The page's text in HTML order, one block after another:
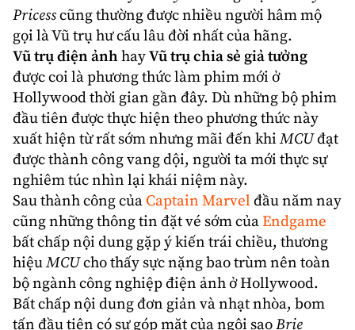
triển có tên Oh MyDisney. Thương hiệuDisney
Pricesscũng thường được nhiều người hâm mộ
gọi là Vũ trụ hư cấu lâu đời nhất của hãng.
Vũ trụ điện ảnhhayVũ trụ chia sẻ giả tưởng
được coi là phương thức làm phim mới ở
Hollywood thời gian gần đây. Dù những bộ phim
đầu tiên được thực hiện theo phương thức này
xuất hiện từ rất sớm nhưng mãi đến khi MCUđạt
được thành công vang dội, người ta mới thực sự
nghiêm túc nhìn lại khái niệm này.
Sau thành công củaCaptain Marvelđầu năm nay
cũng những thông tin đặt vé sớm củaEndgame
bất chấp nội dung gặp ý kiến trái chiều, thương
hiệuMCU cho thấy sực nặng bao trùm nên toàn
bộ ngành công nghiệp điện ảnh ở Hollywood.
Bất chấp nội dung đơn giản và nhạt nhòa, bom